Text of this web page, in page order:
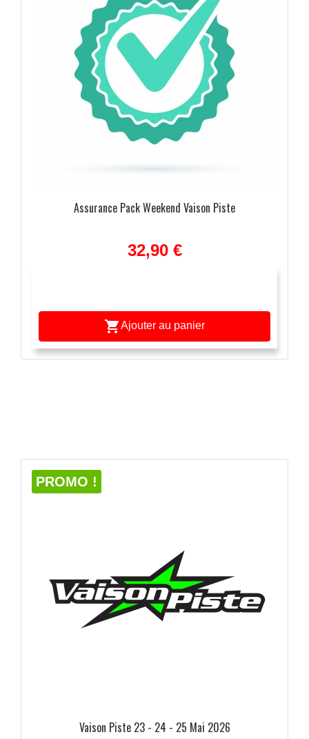
Assurance Pack Weekend Vaison Piste
32,90 €
Ajouter au panier
PROMO !
Vaison Piste 23 - 24 - 25 Mai 2026